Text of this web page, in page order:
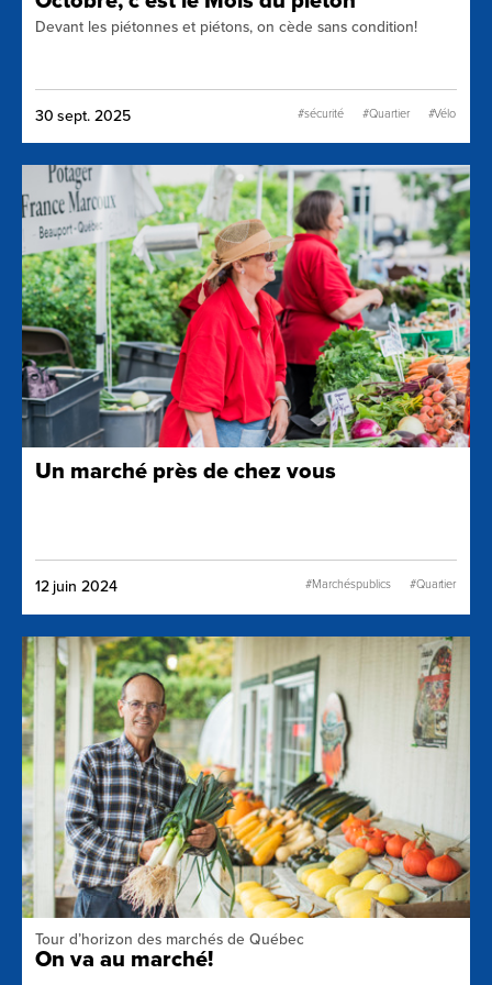
Devant les piétonnes et piétons, on cède sans condition!
30 sept. 2025 #sécurité #Quartier #Vélo
Un marché près de chez vous
12 juin 2024 #Marchéspublics #Quartier
Tour d’horizon des marchés de Québec
On va au marché!